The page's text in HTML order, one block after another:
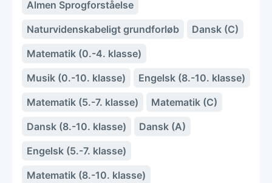
Almen Sprogforståelse
Naturvidenskabeligt grundforløb
Dansk (C)
Matematik (0.-4. klasse)
Musik (0.-10. klasse)
Engelsk (8.-10. klasse)
Matematik (5.-7. klasse)
Matematik (C)
Dansk (8.-10. klasse)
Dansk (A)
Engelsk (5.-7. klasse)
Matematik (8.-10. klasse)